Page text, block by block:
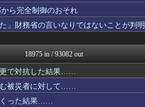
アナ速‐女子アナ画像速報
不思議.net - 5ch...
わんこーる速報！
MLB NEWS@まとめ
かせまと！
えっ!?またここのサイト?
いたしん！
軍事・ミリタリー速報☆彡
ら完全制御のおそれ
」財務省の言いなりではないことが判明
18975 in / 93082 out
更で対抗した結果……
む被災者に対して……
くった結果……